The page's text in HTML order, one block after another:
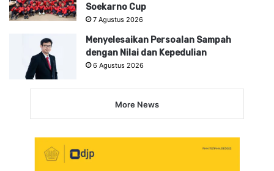
Soekarno Cup
7 Agustus 2026
Menyelesaikan Persoalan Sampah
dengan Nilai dan Kepedulian
6 Agustus 2026
More News